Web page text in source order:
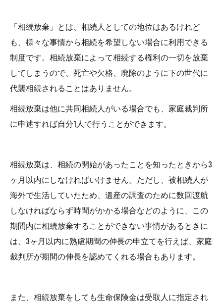
「相続放棄」とは、相続人としての地位はあるけれど
も、様々な事情から相続を希望しない場合に利用できる
制度です。相続放棄によって相続する権利の一切を放棄
してしまうので、死亡や欠格、廃除のように下の世代に
代襲相続されることはありません。
相続放棄は他に共同相続人がいる場合でも、家庭裁判所
に申述すれば自分1人で行うことができます。
相続放棄は、相続の開始があったことを知ったときから3
ヶ月以内にしなければいけません。ただし、被相続人が
海外で生活していたため、遺産の調査のために数回渡航
しなければならず時間がかかる場合などのように、この
期間内に相続放棄することができない事情があるときに
は、3ヶ月以内に熟慮期間の伸長の申立てを行えば、家庭
裁判所が期間の伸長を認めてくれる場合もあります。
また、相続放棄をしても生命保険金は受取人に指定され